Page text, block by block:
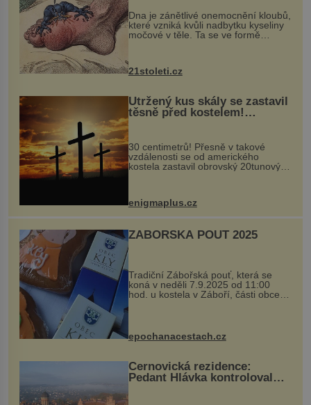
„nemoci králů“
Dna je zánětlivé onemocnění kloubů,
které vzniká kvůli nadbytku kyseliny
močové v těle. Ta se ve formě
nohou, a způsobuje bole...
21stoleti.cz
Utržený kus skály se zastavil
těsně před kostelem!
Ochránila ho boží síla?
30 centimetrů! Přesně v takové
vzdálenosti se od amerického
kostela zastavil obrovský 20tunový
...
enigmaplus.cz
ZÁBOŘSKÁ POUŤ 2025
Tradiční Zábořská pouť, která se
koná v neděli 7.9.2025 od 11:00
hod. u kostela v Záboří, části obce
Kly u Mělníka. V programu naleznete
komentovanou prohlídku kostela,
epochanacestach.cz
Černovická rezidence:
Pedant Hlávka kontroloval